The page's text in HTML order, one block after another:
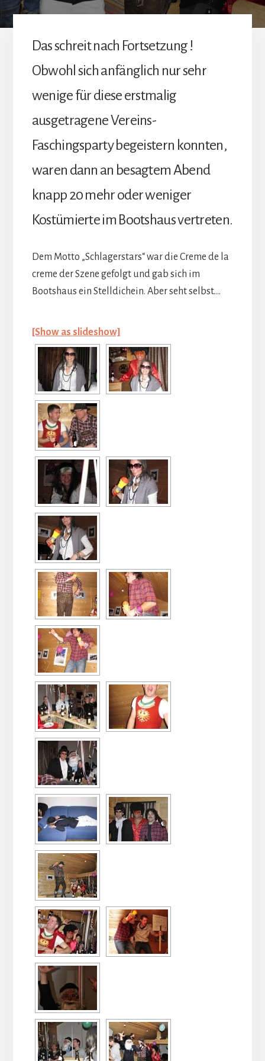
Das schreit nach Fortsetzung !
Obwohl sich anfänglich nur sehr
wenige für diese erstmalig
ausgetragene Vereins-
Faschingsparty begeistern konnten,
waren dann an besagtem Abend
knapp 20 mehr oder weniger
Kostümierte im Bootshaus vertreten.
Dem Motto „Schlagerstars“ war die Creme de la
creme der Szene gefolgt und gab sich im
Bootshaus ein Stelldichein. Aber seht selbst….
[Show as slideshow]